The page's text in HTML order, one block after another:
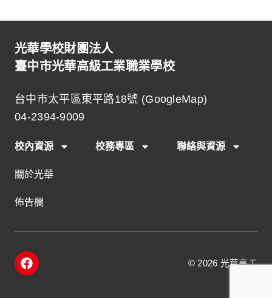
光華學校財團法人
臺中市光華高級工業職業學校
台中市太平區東平路18號 (GoogleMap)
04-2394-9009
校內資源
關於光華
佈告欄
校務專區 聯絡與資源
F
a
© 2026 光華高工